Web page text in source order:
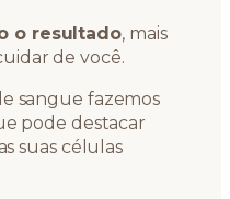
o resultado, mais
de você.
sangue fazemos
pode destacar
suas células